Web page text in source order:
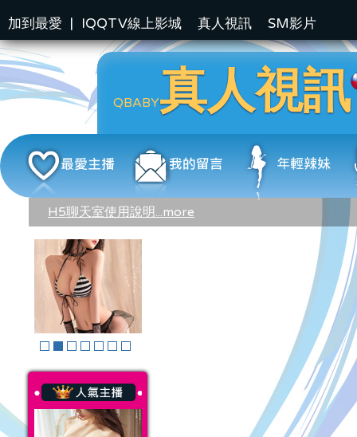
加到最愛 | IQQTV線上影城 真人視訊 SM影片
QBABY真人視訊
H5聊天室使用說明...more